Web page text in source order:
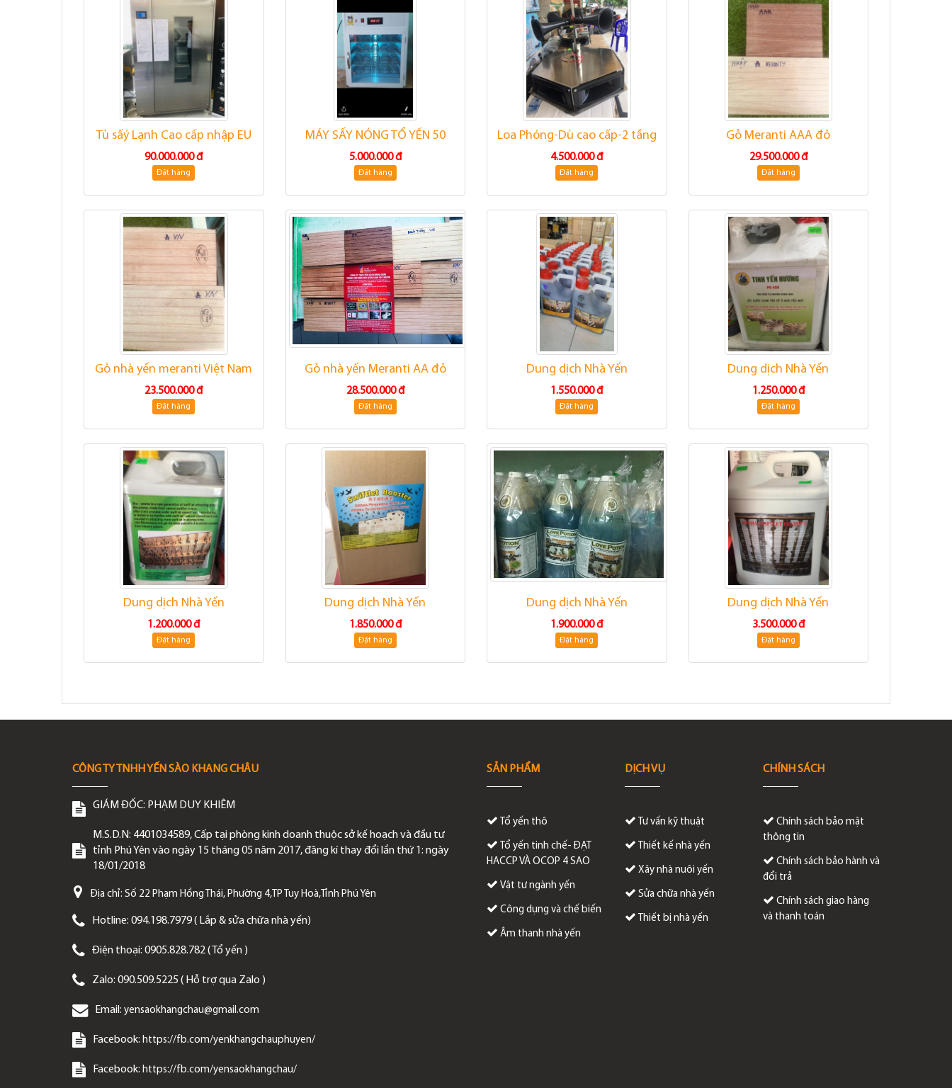
Tủ sấý Lạnh Cao cấp nhập EU
90.000.000 đ
Đặt hàng
MÁY SẤY NÓNG TỔ YẾN 50
5.000.000 đ
Đặt hàng
Loa Phóng-Dù cao cấp-2 tầng
4.500.000 đ
Đặt hàng
Gỗ Meranti AAA đỏ
29.500.000 đ
Đặt hàng
Gỗ nhà yến meranti Việt Nam
23.500.000 đ
Đặt hàng
Gỗ nhà yến Meranti AA đỏ
28.500.000 đ
Đặt hàng
Dung dịch Nhà Yến
1.550.000 đ
Đặt hàng
Dung dịch Nhà Yến
1.250.000 đ
Đặt hàng
Dung dịch Nhà Yến
1.200.000 đ
Đặt hàng
Dung dịch Nhà Yến
1.850.000 đ
Đặt hàng
Dung dịch Nhà Yến
1.900.000 đ
Đặt hàng
Dung dịch Nhà Yến
3.500.000 đ
Đặt hàng
CÔNG TY TNHH YẾN SÀO KHANG CHÂU
GIÁM ĐỐC: PHẠM DUY KHIÊM
M.S.D.N: 4401034589, Cấp tại phòng kinh doanh thuộc sở kế hoạch và đầu tư
tỉnh Phú Yên vào ngày 15 tháng 05 năm 2017, đăng kí thay đổi lần thứ 1: ngày
18/01/2018
Địa chỉ: Số 22 Phạm Hồng Thái, Phường 4,TP Tuy Hoà,Tỉnh Phú Yên
Hotline: 094.198.7979 ( Lắp & sửa chữa nhà yến)
Điện thoại: 0905.828.782 ( Tổ yến )
Zalo: 090.509.5225 ( Hỗ trợ qua Zalo )
Email: yensaokhangchau@gmail.com
Facebook: https://fb.com/yenkhangchauphuyen/
Facebook: https://fb.com/yensaokhangchau/
SẢN PHẨM
Tổ yến thô
Tổ yến tinh chế- ĐẠT
HACCP VÀ OCOP 4 SAO
Vật tư ngành yến
Công dụng và chế biến
Âm thanh nhà yến
DỊCH VỤ
Tư vấn kỹ thuật
Thiết kế nhà yến
Xây nhà nuôi yến
Sửa chữa nhà yến
Thiết bị nhà yến
CHÍNH SÁCH
Chính sách bảo mật
thông tin
Chính sách bảo hành và
đổi trả
Chính sách giao hàng
và thanh toán